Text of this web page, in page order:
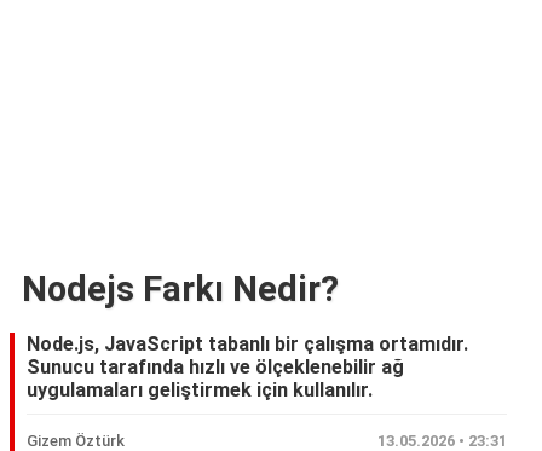
Nodejs Farkı Nedir?
Node.js, JavaScript tabanlı bir çalışma ortamıdır.
Sunucu tarafında hızlı ve ölçeklenebilir ağ
uygulamaları geliştirmek için kullanılır.
Gizem Öztürk 13.05.2026 • 23:31